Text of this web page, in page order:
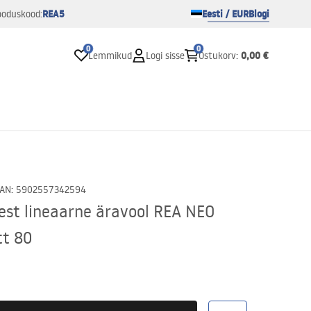
REA5 Eesti / EURBlogi
0
Lemmikud Logi sisse
0
Ostukorv: 0,00 €
: 5902557342594
lineaarne äravool REA NEO
80